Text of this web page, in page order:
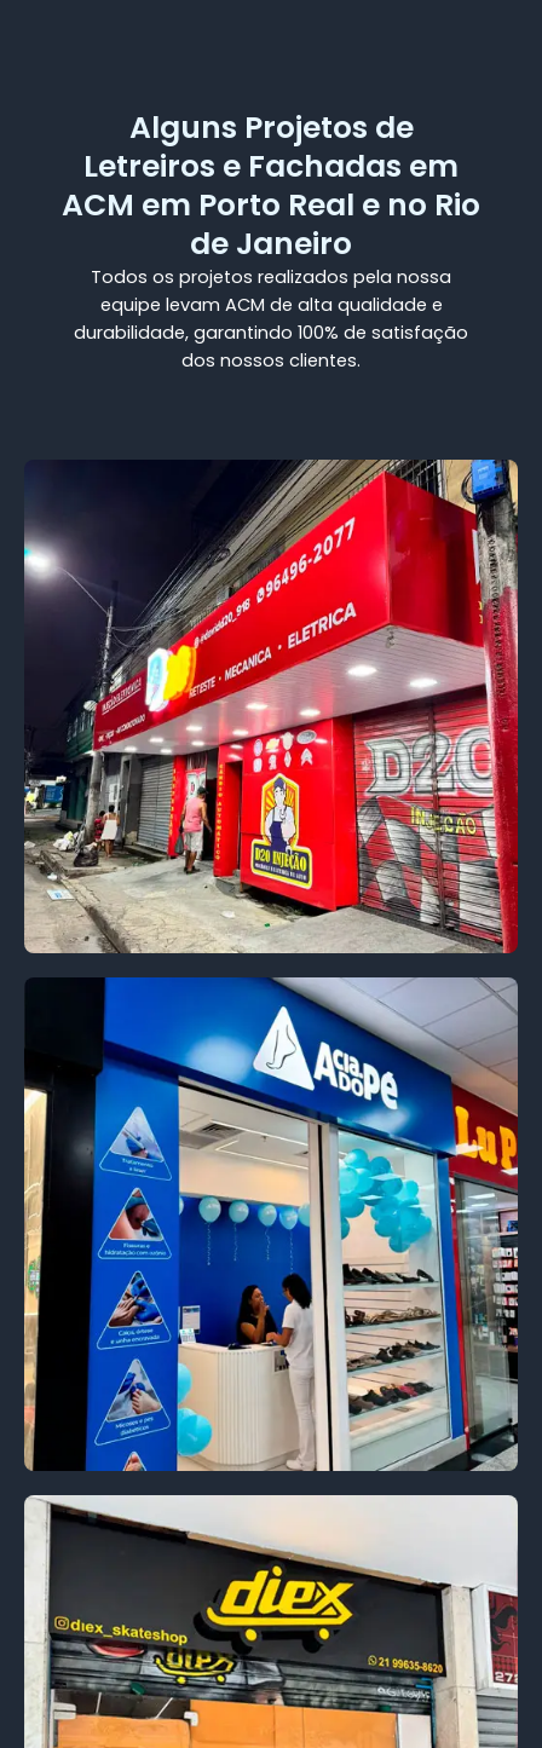
Alguns Projetos de
Letreiros e Fachadas em
ACM em Porto Real e no Rio
de Janeiro
Todos os projetos realizados pela nossa
equipe levam ACM de alta qualidade e
durabilidade, garantindo 100% de satisfação
dos nossos clientes.